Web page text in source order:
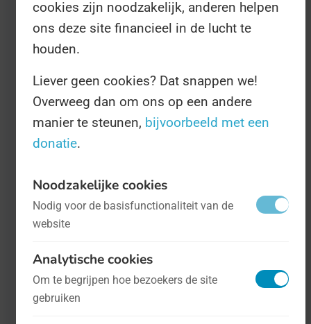
volgen ontvangers juist hun passie en gaan
ze nuttig, al dan niet vrijwilliger werk voor de
zeggen?
Die Dag valt niet geheel toevallig samen met
namelijk de bedoeling dat we ons eens wat
beter verdiepen in wat het basisinkomen
precies is, hoe het werkt, en wat de voor- en
nadelen voor mensen en de economie is. En
misschien is er dan straks welgratis geld
voor iedereen beschikaar
cookies zijn noodzakelijk, anderen helpen
ons deze site financieel in de lucht te
houden.
Liever geen cookies? Dat snappen we!
Overweeg dan om ons op een andere
manier te steunen, bijvoorbeeld met een
donatie.
Noodzakelijke cookies
Nodig voor de basisfunctionaliteit van de
website
Analytische cookies
Om te begrijpen hoe bezoekers de site
gebruiken